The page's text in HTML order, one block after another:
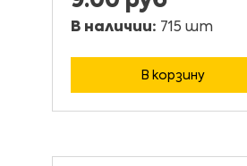
В наличии: 715 шт
В корзину